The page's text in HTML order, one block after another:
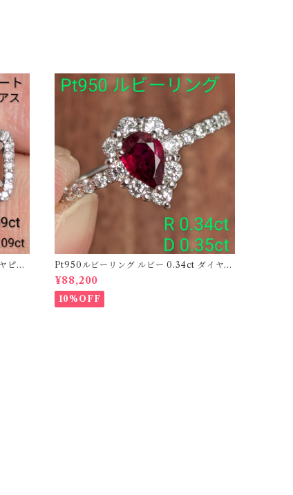
ピア
Pt950ルビーリング ルビー 0.34ct ダイヤモ
ンド 0.35ct【PRO206885】
¥88,200
10%OFF